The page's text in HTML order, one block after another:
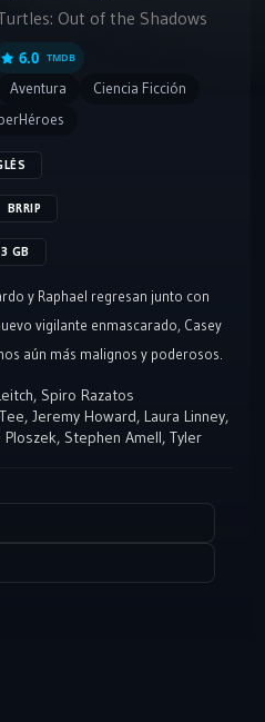
Out of the Shadows
6.0 TMDB
Aventura
Ciencia Ficción
BRRIP
GB
y Raphael regresan junto con
vigilante enmascarado, Casey
aún más malignos y poderosos.
sus dos secuaces, Bebob y
diabólico plan para conquistar el
, Spiro Razatos
, Jeremy Howard, Laura Linney,
Ploszek, Stephen Amell, Tyler